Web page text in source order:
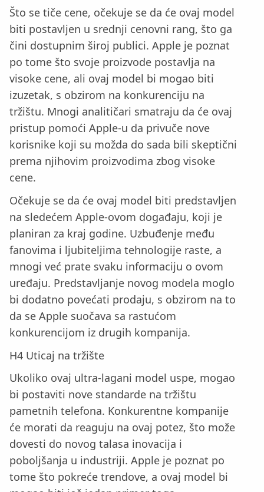
Što se tiče cene, očekuje se da će ovaj model
biti postavljen u srednji cenovni rang, što ga
čini dostupnim široj publici. Apple je poznat
po tome što svoje proizvode postavlja na
visoke cene, ali ovaj model bi mogao biti
izuzetak, s obzirom na konkurenciju na
tržištu. Mnogi analitičari smatraju da će ovaj
pristup pomoći Apple-u da privuče nove
korisnike koji su možda do sada bili skeptični
prema njihovim proizvodima zbog visoke
cene.
Očekuje se da će ovaj model biti predstavljen
na sledećem Apple-ovom događaju, koji je
planiran za kraj godine. Uzbuđenje među
fanovima i ljubiteljima tehnologije raste, a
mnogi već prate svaku informaciju o ovom
uređaju. Predstavljanje novog modela moglo
bi dodatno povećati prodaju, s obzirom na to
da se Apple suočava sa rastućom
konkurencijom iz drugih kompanija.
H4 Uticaj na tržište
Ukoliko ovaj ultra-lagani model uspe, mogao
bi postaviti nove standarde na tržištu
pametnih telefona. Konkurentne kompanije
će morati da reaguju na ovaj potez, što može
dovesti do novog talasa inovacija i
poboljšanja u industriji. Apple je poznat po
tome što pokreće trendove, a ovaj model bi